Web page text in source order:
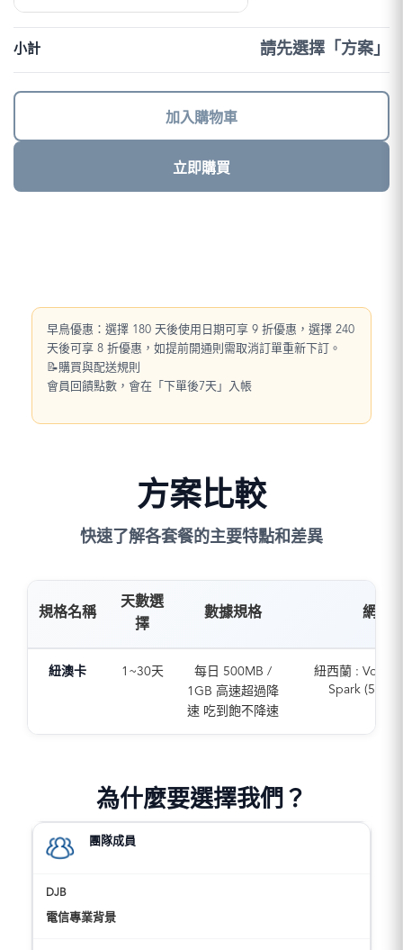
上
網
數
小計 請先選擇「方案」
加入購物車
立即購買
早鳥優惠：選擇 180 天後使用日期可享 9 折優惠，選擇 240
天後可享 8 折優惠，如提前開通則需取消訂單重新下訂。
📝購買與配送規則
會員回饋點數，會在「下單後7天」入帳
方案比較
快速了解各套餐的主要特點和差異
規格名稱
天數選
擇
數據規格 網路
紐澳卡 1~30天
每日 500MB /
1GB 高速超過降
速 吃到飽不降速
紐西蘭 :
Spark (5G/
為什麼要選擇我們？
團隊成員
電信專業背景